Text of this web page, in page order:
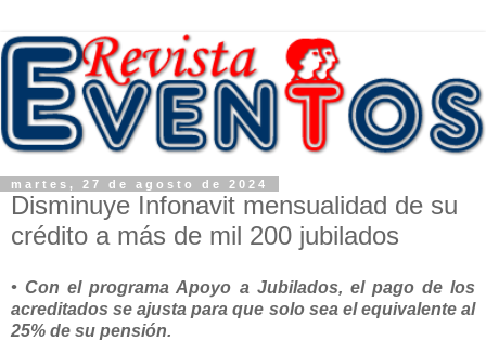
martes, 27 de agosto de 2024
Disminuye Infonavit mensualidad de su
crédito a más de mil 200 jubilados
• Con el programa Apoyo a Jubilados, el pago de los
acreditados se ajusta para que solo sea el equivalente al
25% de su pensión.